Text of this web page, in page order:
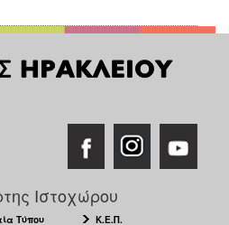
Ιστοχώρου
Τύπου
Κ.Ε.Π.